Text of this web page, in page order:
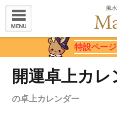
MENU
特設ページ
開運卓上カレ
の卓上カレンダー